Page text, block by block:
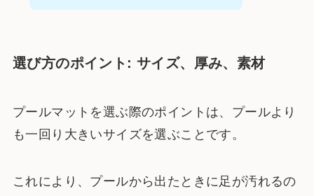
選び方のポイント: サイズ、厚み、素材
プールマットを選ぶ際のポイントは、プールより
も一回り大きいサイズを選ぶことです。
これにより、プールから出たときに足が汚れるの